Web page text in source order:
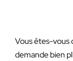
Vous êtes-vous
demande bien